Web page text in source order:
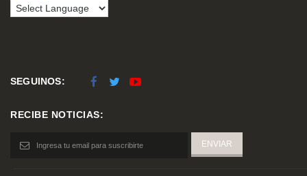
SEGUINOS:
RECIBE NOTICIAS: